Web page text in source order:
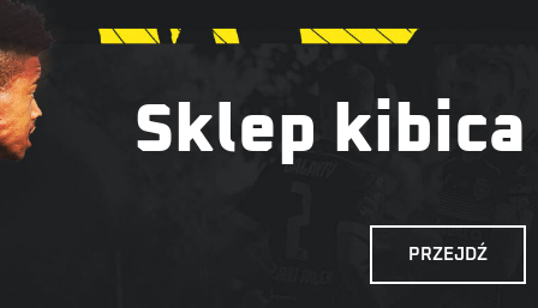
Sklep kibica
PRZEJDŹ